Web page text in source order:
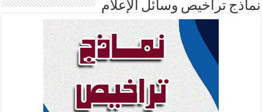
نماذج تراخيص وسائل الإعلام